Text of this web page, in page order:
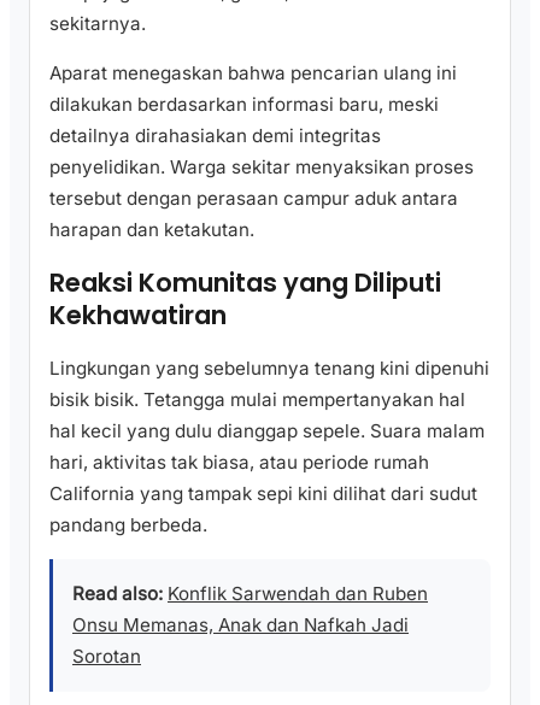
sekitarnya.
Aparat menegaskan bahwa pencarian ulang ini
dilakukan berdasarkan informasi baru, meski
detailnya dirahasiakan demi integritas
penyelidikan. Warga sekitar menyaksikan proses
tersebut dengan perasaan campur aduk antara
harapan dan ketakutan.
Reaksi Komunitas yang Diliputi
Kekhawatiran
Lingkungan yang sebelumnya tenang kini dipenuhi
bisik bisik. Tetangga mulai mempertanyakan hal
hal kecil yang dulu dianggap sepele. Suara malam
hari, aktivitas tak biasa, atau periode rumah
California yang tampak sepi kini dilihat dari sudut
pandang berbeda.
Read also: Konflik Sarwendah dan Ruben
Onsu Memanas, Anak dan Nafkah Jadi
Sorotan